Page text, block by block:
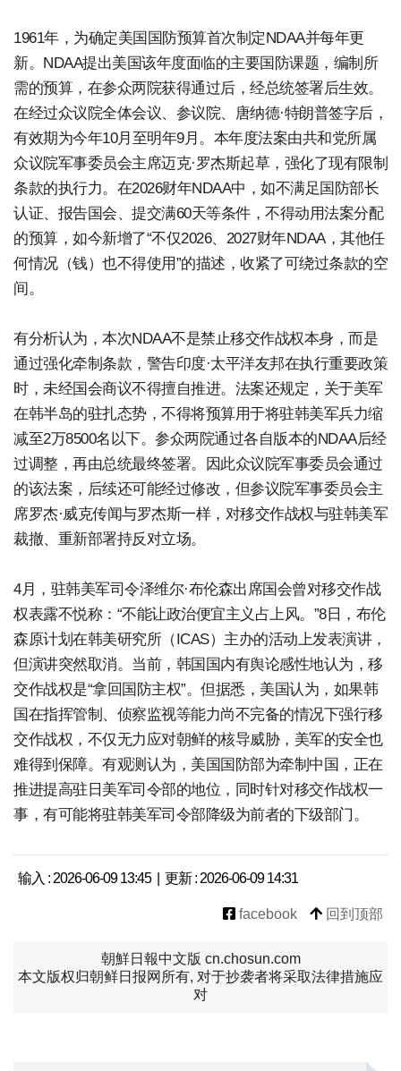
1961年，为确定美国国防预算首次制定NDAA并每年更
新。NDAA提出美国该年度面临的主要国防课题，编制所
需的预算，在参众两院获得通过后，经总统签署后生效。
在经过众议院全体会议、参议院、唐纳德·特朗普签字后，
有效期为今年10月至明年9月。本年度法案由共和党所属
众议院军事委员会主席迈克·罗杰斯起草，强化了现有限制
条款的执行力。在2026财年NDAA中，如不满足国防部长
认证、报告国会、提交满60天等条件，不得动用法案分配
的预算，如今新增了“不仅2026、2027财年NDAA，其他任
何情况（钱）也不得使用”的描述，收紧了可绕过条款的空
间。
有分析认为，本次NDAA不是禁止移交作战权本身，而是
通过强化牵制条款，警告印度·太平洋友邦在执行重要政策
时，未经国会商议不得擅自推进。法案还规定，关于美军
在韩半岛的驻扎态势，不得将预算用于将驻韩美军兵力缩
减至2万8500名以下。参众两院通过各自版本的NDAA后经
过调整，再由总统最终签署。因此众议院军事委员会通过
的该法案，后续还可能经过修改，但参议院军事委员会主
席罗杰·威克传闻与罗杰斯一样，对移交作战权与驻韩美军
裁撤、重新部署持反对立场。
4月，驻韩美军司令泽维尔·布伦森出席国会曾对移交作战
权表露不悦称：“不能让政治便宜主义占上风。”8日，布伦
森原计划在韩美研究所（ICAS）主办的活动上发表演讲，
但演讲突然取消。当前，韩国国内有舆论感性地认为，移
交作战权是“拿回国防主权”。但据悉，美国认为，如果韩
国在指挥管制、侦察监视等能力尚不完备的情况下强行移
交作战权，不仅无力应对朝鲜的核导威胁，美军的安全也
难得到保障。有观测认为，美国国防部为牵制中国，正在
推进提高驻日美军司令部的地位，同时针对移交作战权一
事，有可能将驻韩美军司令部降级为前者的下级部门。
输入 : 2026-06-09 13:45 | 更新 : 2026-06-09 14:31
facebook 回到顶部
朝鮮日報中文版 cn.chosun.com
本文版权归朝鲜日报网所有, 对于抄袭者将采取法律措施应
对